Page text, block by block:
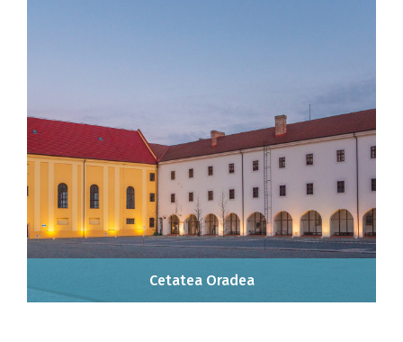
Cetatea Oradea